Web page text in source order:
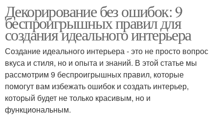
Декорирование без ошибок: 9
беспроигрышных правил для
создания идеального интерьера
Создание идеального интерьера - это не просто вопрос
вкуса и стиля, но и опыта и знаний. В этой статье мы
рассмотрим 9 беспроигрышных правил, которые
помогут вам избежать ошибок и создать интерьер,
который будет не только красивым, но и
функциональным.